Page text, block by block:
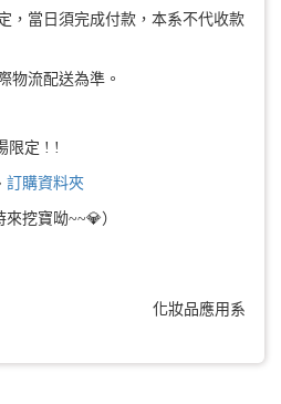
，當日須完成付款，本系不代收款
物流配送為準。
限定 ! !
訂購資料夾
挖寶呦~~💎）
化妝品應用系